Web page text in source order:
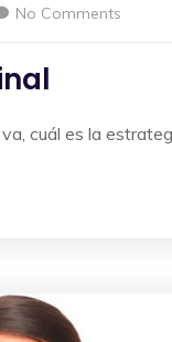
No Comments
cuál es la